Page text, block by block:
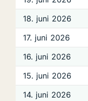
18. juni 2026
17. juni 2026
16. juni 2026
15. juni 2026
14. juni 2026